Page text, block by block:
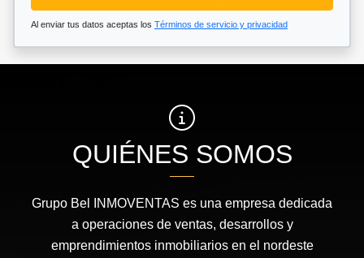
Al enviar tus datos aceptas los Términos de servicio y privacidad
QUIÉNES SOMOS
Grupo Bel INMOVENTAS es una empresa dedicada
a operaciones de ventas, desarrollos y
emprendimientos inmobiliarios en el nordeste